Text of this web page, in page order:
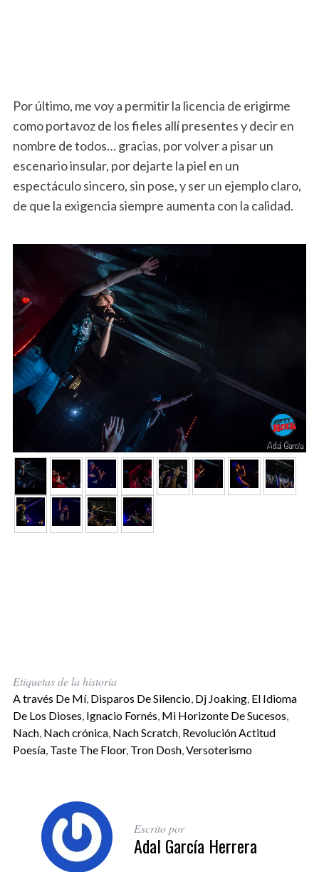
Por último, me voy a permitir la licencia de erigirme
como portavoz de los fieles allí presentes y decir en
nombre de todos… gracias, por volver a pisar un
escenario insular, por dejarte la piel en un
espectáculo sincero, sin pose, y ser un ejemplo claro,
de que la exigencia siempre aumenta con la calidad.
Etiquetas de la historia
A través De Mí, Disparos De Silencio, Dj Joaking, El Idioma
De Los Dioses Ignacio Fornés Mi Horizonte De Sucesos
Nach, Nach crónica, Nach Scratch, Revolución Actitud
Poesía, Taste The Floor, Tron Dosh, Versoterismo
Escrito por
Adal García Herrera